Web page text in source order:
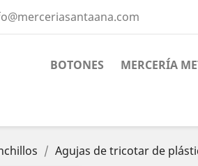
BOTONES MERCERÍA
Agujas de tricotar de